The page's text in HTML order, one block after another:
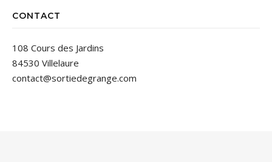
CONTACT
108 Cours des Jardins
84530 Villelaure
contact@sortiedegrange.com